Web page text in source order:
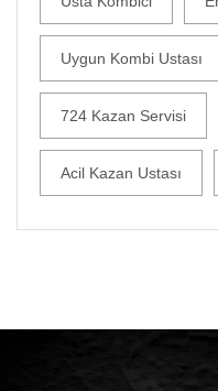
Uygun Kombi Ustası
724 Kazan Servisi
Acil Kazan Ustası